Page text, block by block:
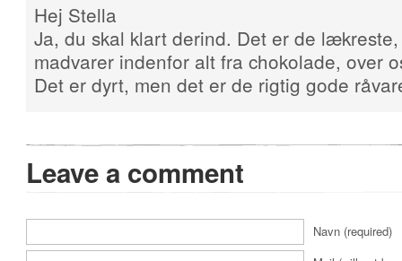
Hej Stella
Ja, du skal klart derind. Det er de
madvarer indenfor alt fra chokolade, over
Det er dyrt, men det er de rigtig gode
Leave a comment
Navn (required)